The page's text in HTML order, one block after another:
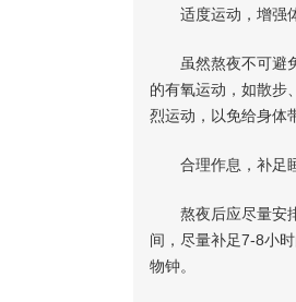
适度运动，增强
虽然熬夜不可避免
的有氧运动，如散步
烈运动，以免给身体
合理作息，补足
熬夜后应尽量安排
间，尽量补足7-8小
物钟。